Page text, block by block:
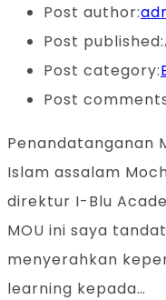
Post author:
Post published:
Post category:
Post
Penandatanganan
Islam assalam
direktur I-Blu
MOU ini saya
menyerahkan
learning kepada…